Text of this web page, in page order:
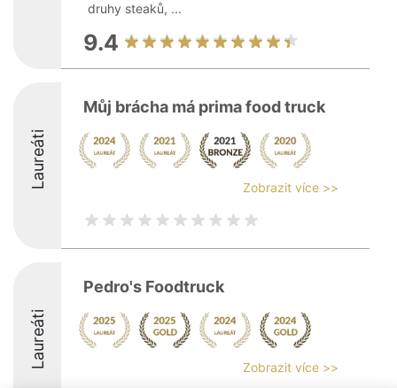
druhy steaků, ...
9.4
Laureáti
Můj brácha má prima food truck
Zobrazit více >>
Laureáti
Pedro's Foodtruck
Zobrazit více >>